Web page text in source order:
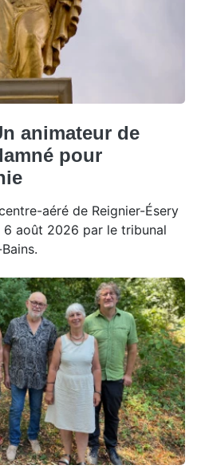
animateur de
pour
aéré de Reignier-Ésery
août 2026 par le tribunal